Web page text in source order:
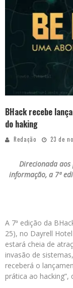
BHack recebe
do haking
Redação 23 de
Direcionada
informação, a 7ª
A 7ª edição da
25), no Dayrell
estará cheia de
invasão de
receberá o
prática ao hacking”,